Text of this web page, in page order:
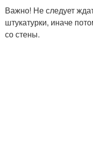
Важно! Не следует
штукатурки, иначе
со стены.